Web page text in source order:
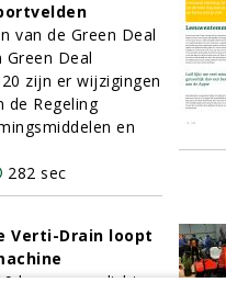
van de Green Deal
Green Deal
zijn er wijzigingen
de Regeling
en
282 sec
Verti-Drain loopt
kunnen verdichte